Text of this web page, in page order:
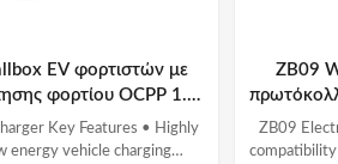
EV φορτιστών με
φορτίου OCPP 1.6
ZB04
Key Features • Highly
energy vehicle charging
ZB09
ZB09